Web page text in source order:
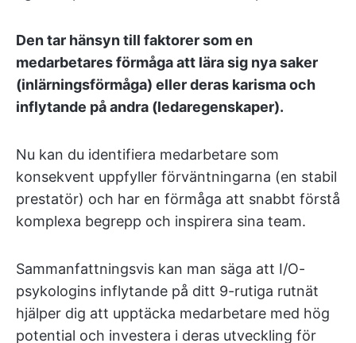
Den tar hänsyn till faktorer som en
medarbetares förmåga att lära sig nya saker
(inlärningsförmåga) eller deras karisma och
inflytande på andra (ledaregenskaper).
Nu kan du identifiera medarbetare som
konsekvent uppfyller förväntningarna (en stabil
prestatör) och har en förmåga att snabbt förstå
komplexa begrepp och inspirera sina team.
Sammanfattningsvis kan man säga att I/O-
psykologins inflytande på ditt 9-rutiga rutnät
hjälper dig att upptäcka medarbetare med hög
potential och investera i deras utveckling för